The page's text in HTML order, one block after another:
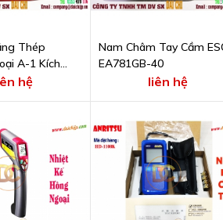
Thép
230 x 25 mm
hệ
Nam Châm Tay Cầm
EA781GB-40
liên hệ